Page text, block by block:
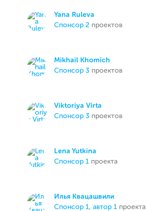
Yana Ruleva
спонсор 2 проектов
Mikhail Khomich
спонсор 3 проектов
Viktoriya Virta
спонсор 3 проектов
Lena Yutkina
спонсор 1 проекта
Илья Квацашвили
спонсор 1, автор 1 проекта